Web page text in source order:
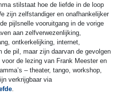
stilstaat hoe de liefde in de loop
zijn zelfstandiger en onafhankelijker
pijlsnelle vooruitgang in de vorige
aan zelfverwezenlijking,
ontkerkelijking, internet,
de pil, maar zijn daarvan de gevolgen
de lezing van Frank Meester en
– theater, tango, workshop,
verkrijgbaar via